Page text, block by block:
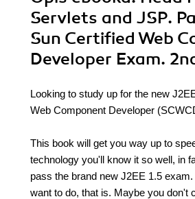
Servlets and JSP.
Sun Certified Web
Developer Exam.
Looking to study up for the new
Web Component Developer
This book will get you way up to
technology you'll know it so well, in
pass the brand new J2EE 1.5
want to do, that is. Maybe you don't